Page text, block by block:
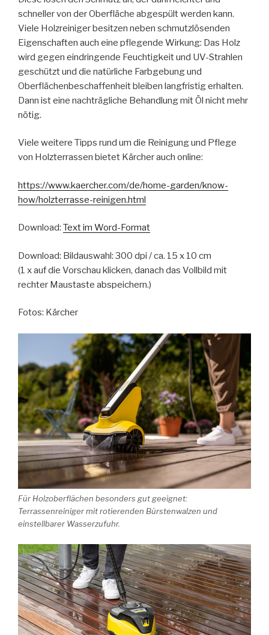
schneller von der Oberfläche abgespült werden kann.
Viele Holzreiniger besitzen neben schmutzlösenden
Eigenschaften auch eine pflegende Wirkung: Das Holz
wird gegen eindringende Feuchtigkeit und UV-Strahlen
geschützt und die natürliche Farbgebung und
Oberflächenbeschaffenheit bleiben langfristig erhalten.
Dann ist eine nachträgliche Behandlung mit Öl nicht mehr
nötig.
Viele weitere Tipps rund um die Reinigung und Pflege
von Holzterrassen bietet Kärcher auch online:
https://www.kaercher.com/de/home-garden/know-
how/holzterrasse-reinigen.html
Download: Text im Word-Format
Download: Bildauswahl: 300 dpi / ca. 15 x 10 cm
(1 x auf die Vorschau klicken, danach das Vollbild mit
rechter Maustaste abspeichern.)
Fotos: Kärcher
Für Holzoberflächen besonders gut geeignet:
Terrassenreiniger mit rotierenden Bürstenwalzen und
einstellbarer Wasserzufuhr.